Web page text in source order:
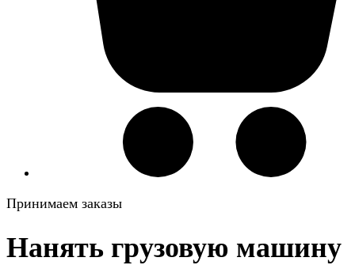
Принимаем заказы
Нанять грузовую машину